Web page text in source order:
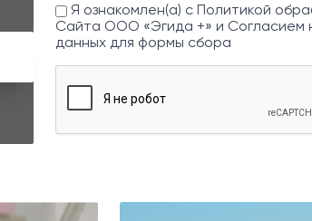
Я ознакомлен(а) с Политикой
Сайта ООО «Эгида +» и Согласием
данных для формы сбора